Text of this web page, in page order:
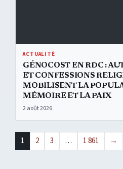
ACTUALITÉ
GÉNOCOST EN RDC :
ET CONFESSIONS
MOBILISENT LA
MÉMOIRE ET LA PAIX
2 août 2026
1 2 3 … 1 861 →